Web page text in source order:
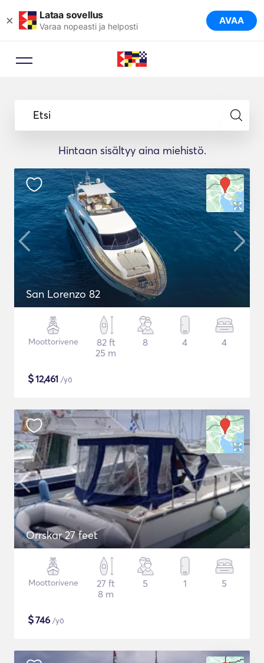
× Lataa sovellus
Varaa nopeasti ja helposti AVAA
Etsi
Hintaan sisältyy aina miehistö.
San Lorenzo 82
Moottorivene
82 ft
25 m
8 4 4
$12,461 /yö
Orrskar 27 feet
Moottorivene
27 ft
8 m
5 1 5
$746 /yö